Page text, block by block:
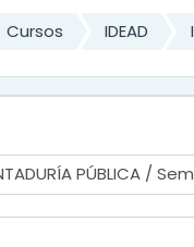
Cursos IDEAD